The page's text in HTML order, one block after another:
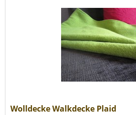
Wolldecke Walkdecke Plaid